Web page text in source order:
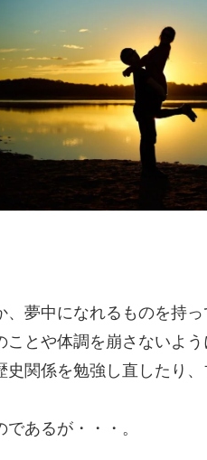
夢中になれるものを持っ
とや体調を崩さないよ
関係を勉強し直したり
あるが・・・。